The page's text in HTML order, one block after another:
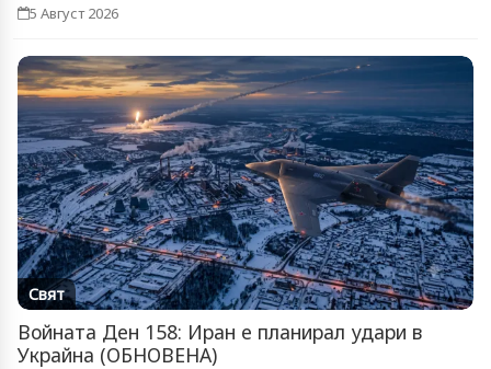
5 Август 2026
Свят
Войната Ден 158: Иран е планирал удари в
Украйна (ОБНОВЕНА)